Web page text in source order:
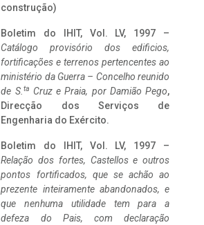
construção)
Boletim do IHIT, Vol. LV, 1997 –
Catálogo provisório dos edificios,
fortificações e terrenos pertencentes ao
ministério da Guerra – Concelho reunido
de S. ta Cruz e Praia, por Damião Pego,
Direcção dos Serviços de
Engenharia do Exército.
Boletim do IHIT, Vol. LV, 1997 –
Relação dos fortes, Castellos e outros
pontos fortificados, que se achão ao
prezente inteiramente abandonados, e
que nenhuma utilidade tem para a
defeza do Pais, com declaração